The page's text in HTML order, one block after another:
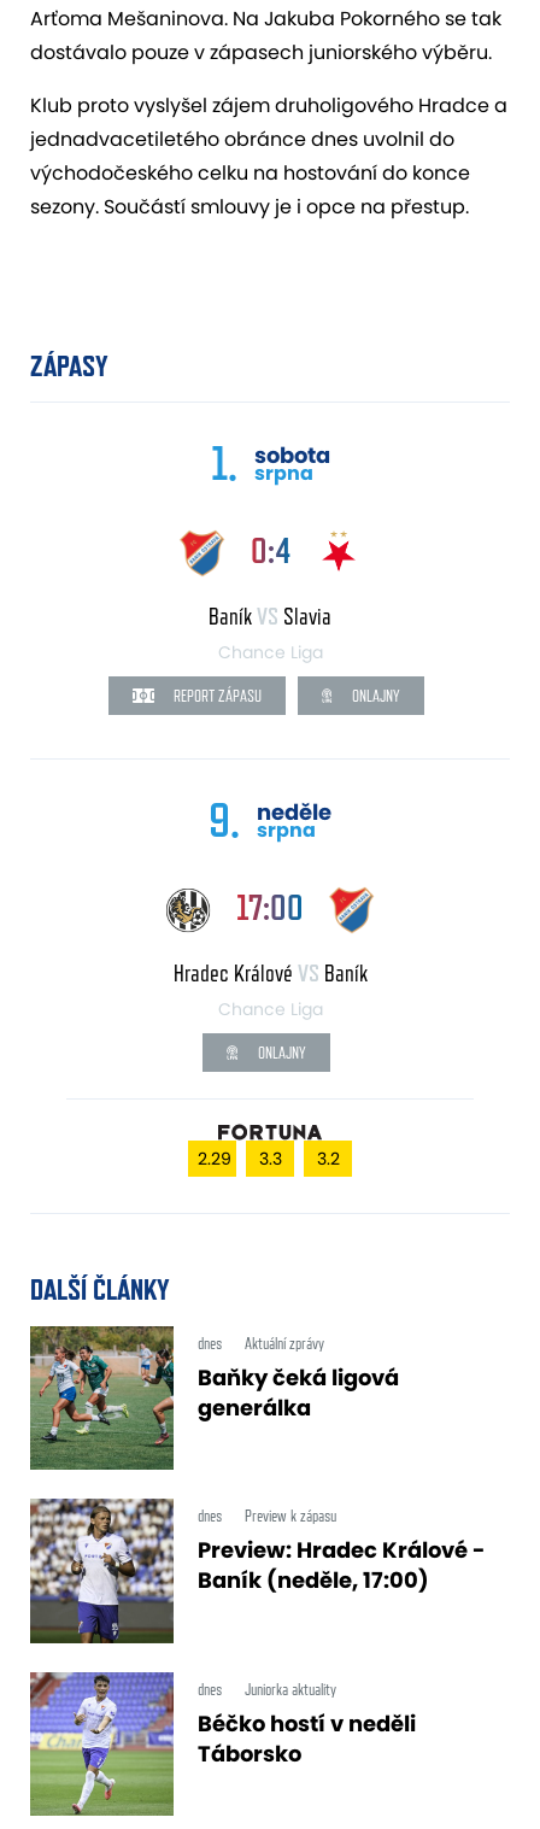
Arťoma Mešaninova. Na Jakuba Pokorného se tak
dostávalo pouze v zápasech juniorského výběru.
Klub proto vyslyšel zájem druholigového Hradce a
jednadvacetiletého obránce dnes uvolnil do
východočeského celku na hostování do konce
sezony. Součástí smlouvy je i opce na přestup.
ZÁPASY
1. sobota
srpna
0:4
BaníkVS Slavia
Chance Liga
REPORT ZÁPASU ONLAJNY
9. neděle
srpna
17:00
Hradec Králové VS Baník
Chance Liga
ONLAJNY
2.29 3.3 3.2
DALŠÍ ČLÁNKY
dnes Aktuální zprávy
Baňky čeká ligová
generálka
dnes Preview k zápasu
Preview: Hradec Králové -
Baník (neděle, 17:00)
dnes Juniorka aktuality
Béčko hostí v neděli
Táborsko